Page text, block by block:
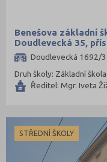
Benešova základní
Doudlevecká 35,
Doudlevecká 1692/
Druh školy: Základní škola
Ředitel: Mgr. Iveta
STŘEDNÍ ŠKOLY